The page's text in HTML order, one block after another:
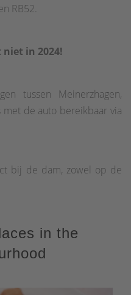
RB52.
in 2024!
tussen Meinerzhagen,
de auto bereikbaar via
bij de dam, zowel op de
in the